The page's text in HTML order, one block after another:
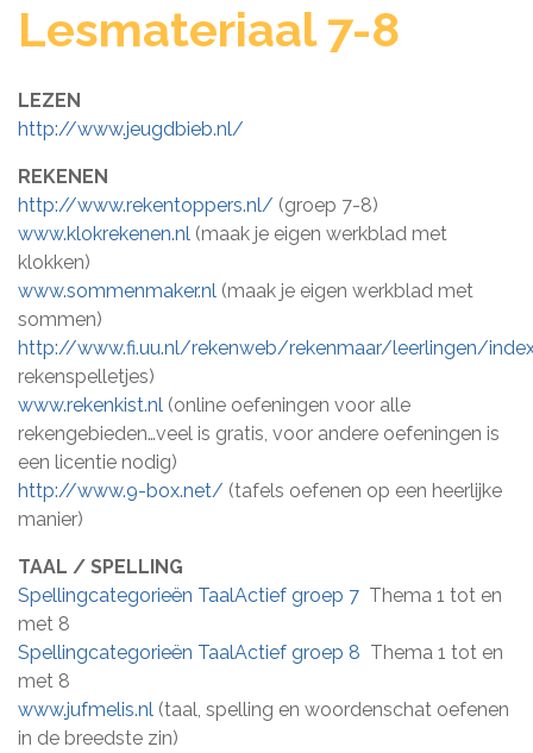
Lesmateriaal 7-8
LEZEN
http://www.jeugdbieb.nl/
REKENEN
http://www.rekentoppers.nl/ (groep 7-8)
www.klokrekenen.nl (maak je eigen werkblad met
klokken)
www.sommenmaker.nl (maak je eigen werkblad met
sommen)
http://www.fi.uu.nl/rekenweb/rekenmaar/leerlingen/
rekenspelletjes)
www.rekenkist.nl (online oefeningen voor alle
rekengebieden…veel is gratis, voor andere oefeningen is
een licentie nodig)
http://www.9-box.net/ (tafels oefenen op een heerlijke
manier)
TAAL / SPELLING
Spellingcategorieën TaalActief groep 7 Thema 1 tot en
met 8
Spellingcategorieën TaalActief groep 8 Thema 1 tot en
met 8
www.jufmelis.nl (taal, spelling en woordenschat oefenen
in de breedste zin)